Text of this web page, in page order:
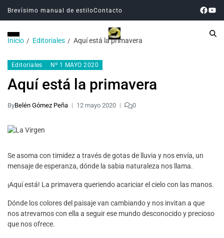
Brevísimo manual de estiloContacto
Inicio Editoriales Aquí está la primavera
Editoriales Nº 1 MAYO 2020
Aquí está la primavera
ByBelén Gómez Peña 12 mayo 2020 0
Se asoma con timidez a través de gotas de lluvia y nos envía, un
mensaje de esperanza, dónde la sabia naturaleza nos llama.
¡Aquí está! La primavera queriendo acariciar el cielo con las manos.
Dónde los colores del paisaje van cambiando y nos invitan a que
nos atrevamos con ella a seguir ese mundo desconocido y precioso
que nos ofrece.